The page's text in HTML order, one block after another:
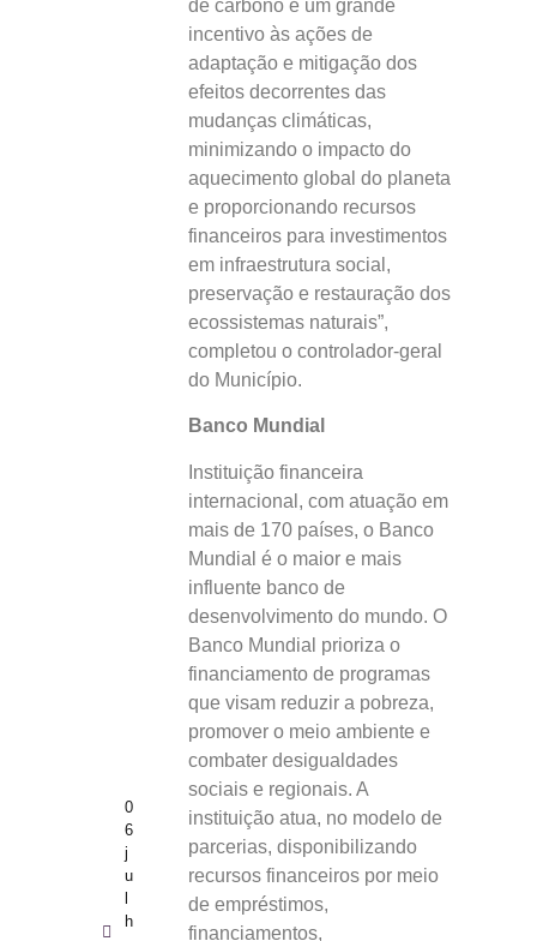
0
6
j
u
h
de carbono é um grande
incentivo às ações de
adaptação e mitigação dos
efeitos decorrentes das
mudanças climáticas,
minimizando o impacto do
aquecimento global do planeta
e proporcionando recursos
financeiros para investimentos
em infraestrutura social,
preservação e restauração dos
ecossistemas naturais”,
completou o controlador-geral
do Município.
Banco Mundial
Instituição financeira
internacional, com atuação em
mais de 170 países, o Banco
Mundial é o maior e mais
influente banco de
desenvolvimento do mundo. O
Banco Mundial prioriza o
financiamento de programas
que visam reduzir a pobreza,
promover o meio ambiente e
combater desigualdades
sociais e regionais. A
instituição atua, no modelo de
parcerias, disponibilizando
recursos financeiros por meio
de empréstimos,
financiamentos,